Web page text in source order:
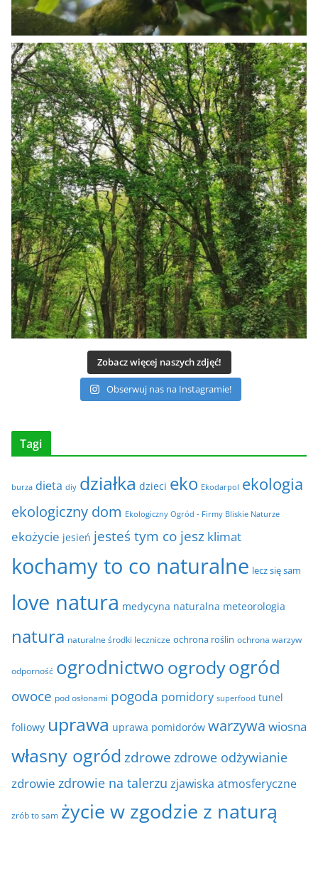
Zobacz więcej naszych zdjęć!
Obserwuj nas na Instagramie!
Tagi
burza dieta diy działka dzieci eko Ekodarpol ekologia
ekologiczny dom Ekologiczny Ogród - Firmy Bliskie Naturze
ekożycie jesień jesteś tym co jesz klimat
kochamy to co naturalne lecz się sam
love natura medycyna naturalna meteorologia
natura naturalne środki lecznicze ochrona roślin ochrona warzyw
odporność ogrodnictwoogrodyogród
owoce pod osłonami pogoda pomidory superfood tunel
foliowy uprawa uprawa pomidorów warzywa wiosna
własny ogródzdrowe zdrowe odżywianie
zdrowie zdrowie na talerzu zjawiska atmosferyczne
zrób to sam życie w zgodzie z naturą